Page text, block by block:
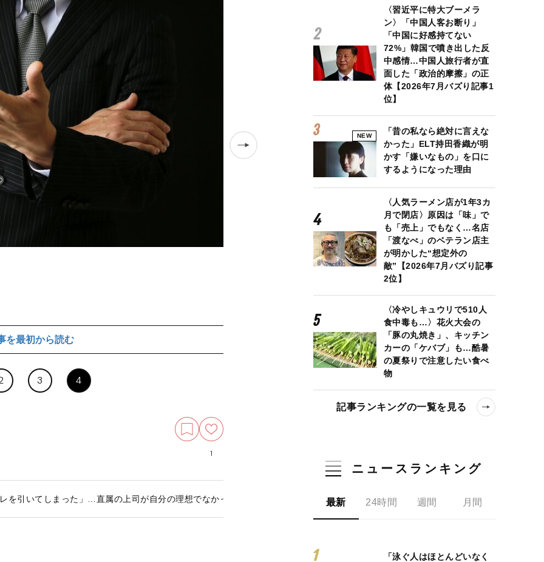
を最初から読む
3 4
1
を引いてしまった」…直属の上司が自分の理想でなかったときの対応策「輝けない場所でいつまでもくすぶっている必要はない」
〈習近平に特大ブーメラ
ン〉「中国人客お断り」
「中国に好感持てない
72%」韓国で噴き出した反
中感情…中国人旅行者が直
面した「政治的摩擦」の正
体【2026年7月バズり記事1
位】
NEW
「昔の私なら絶対に言えな
かった」ELT持田香織が明
かす「嫌いなもの」を口に
するようになった理由
〈人気ラーメン店が1年3カ
月で閉店〉原因は「味」で
も「売上」でもなく…名店
「渡なべ」のベテラン店主
が明かした“想定外の
敵”【2026年7月バズり記事
2位】
〈冷やしキュウリで510人
食中毒も…〉花火大会の
「豚の丸焼き」、キッチン
カーの「ケバブ」も…酷暑
の夏祭りで注意したい食べ
物
記事ランキングの一覧を見る
ニュースランキング
最新 24時間 週間 月間
「泳ぐ人はほとんどいなく